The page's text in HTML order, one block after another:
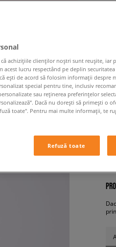
achizițiile clienților noștri sunt reușite, iar
acest lucru respectând pe deplin
ești de acord să folosim informații despre
special pentru tine, inclusiv
sau reținerea preferințelor
Dacă nu dorești să primești o
toate". Pentru mai multe informații, te
Refuză toate